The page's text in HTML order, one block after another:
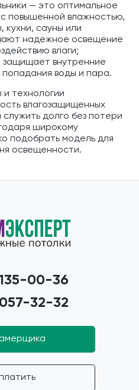
— это оптимальное
повышенной влажностью,
кухни, сауны или
надежное освещение
влаги;
защищает внутренние
воды и пара.
технологии
влагозащищенных
служить долго без потери
широкому
подобрать модель для
освещенности.
00-36
32-32